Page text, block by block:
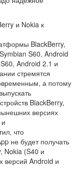
BlackBerry,
S60, Android
Android 2.1 и
стремятся
а потому
BlackBerry,
версиях
что
не будет получать
Nokia (S40 и
версий Android и